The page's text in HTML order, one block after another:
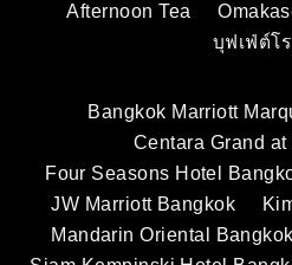
Afternoon Tea
บุฟเฟ่ต์โ
Bangkok Marriott
Centara Grand
Four Seasons Hotel
JW Marriott Bangkok
Mandarin Oriental Bangkok